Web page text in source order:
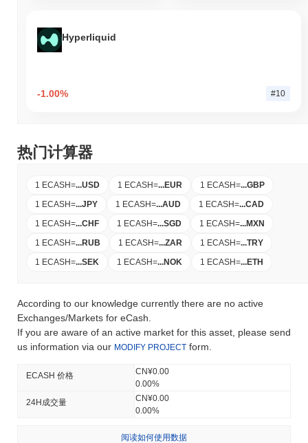
Hyperliquid
-1.00% #10
热门计算器
1 ECASH=...USD 1 ECASH=...EUR 1 ECASH=...GBP
1 ECASH=...JPY 1 ECASH=...AUD 1 ECASH=...CAD
1 ECASH=...CHF 1 ECASH=...SGD 1 ECASH=...MXN
1 ECASH=...RUB 1 ECASH=...ZAR 1 ECASH=...TRY
1 ECASH=...SEK 1 ECASH=...NOK 1 ECASH=...ETH
According to our knowledge currently there are no active
Exchanges/Markets for eCash.
If you are aware of an active market for this asset, please send
us information via our MODIFY PROJECT form.
ECASH 价格
CN¥0.00
0.00%
24H成交量
CN¥0.00
0.00%
阅读如何使用数据